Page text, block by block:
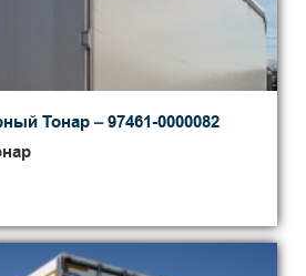
Тонар – 97461-0000082